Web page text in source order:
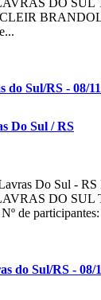
do Sul/RS - 08/
Do Sul / RS
Do Sul -
DO SUL
de
do Sul/RS - 08/